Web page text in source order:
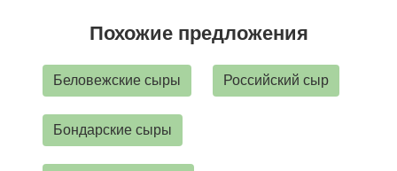
Похожие предложения
Беловежские сыры Российский сыр
Бондарские сыры